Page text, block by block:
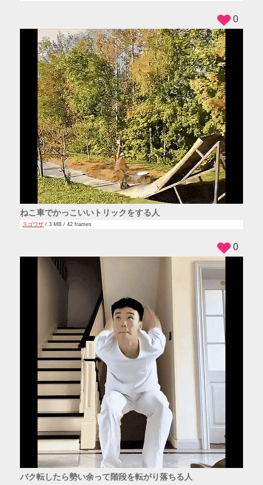
ねこ車でかっこいいトリックをする人
スゴワザ / 3 MB / 42 frames
0
バク転したら勢い余って階段を転がり落ちる人
0